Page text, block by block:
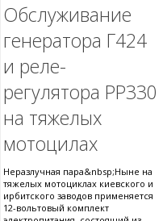
Обслуживание
генератора Г424
и реле-
регулятора РР330
на тяжелых
мотоцилах
Неразлучная пара&nbsp;Ныне на
тяжелых мотоциклах киевского и
ирбитского заводов применяется
12-вольтовый комплект